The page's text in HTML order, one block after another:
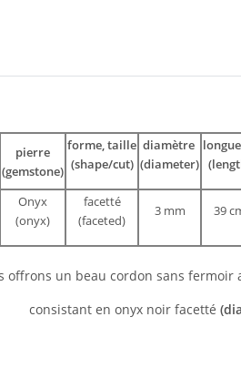
pierre
(gemstone)
forme, taille
(shape/cut)
diamètre
(diameter)
Onyx
(onyx)
facetté
(faceted)
3 mm 39
offrons un beau cordon sans fermoir
consistant en onyx noir facetté